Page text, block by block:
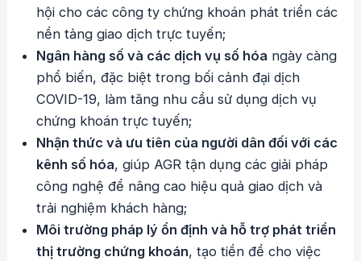
hội cho các công ty chứng khoán phát triển các
nền tảng giao dịch trực tuyến;
Ngân hàng số và các dịch vụ số hóa ngày càng
phổ biến, đặc biệt trong bối cảnh đại dịch
COVID-19, làm tăng nhu cầu sử dụng dịch vụ
chứng khoán trực tuyến;
Nhận thức và ưu tiên của người dân đối với các
kênh số hóa, giúp AGR tận dụng các giải pháp
công nghệ để nâng cao hiệu quả giao dịch và
trải nghiệm khách hàng;
Môi trường pháp lý ổn định và hỗ trợ phát triển
thị trường chứng khoán, tạo tiền đề cho việc